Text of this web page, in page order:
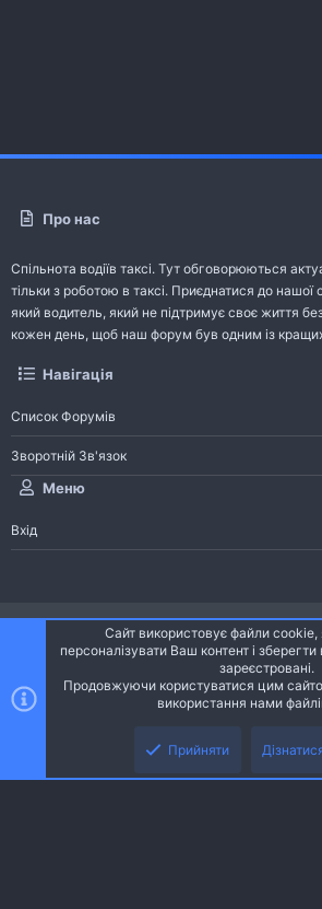
Про нас
Спільнота водіїв таксі. Тут обговорюються
тільки з роботою в таксі. Приєднатися до
який водитель, який не підтримує своє життя
кожен день, щоб наш форум був одним із
Навігація
Список Форумів
Зворотній Зв'язок
Меню
Вхід
Ніч
Українська (UA)
S
Community platform by XenForo® © 2010-2026
Community platform by XenForo © 2010-2022
Сайт використовує файли cookie,
персоналізувати Ваш контент і
зареєстровані.
Продовжуючи користуватися цим
використання нами
Прийняти